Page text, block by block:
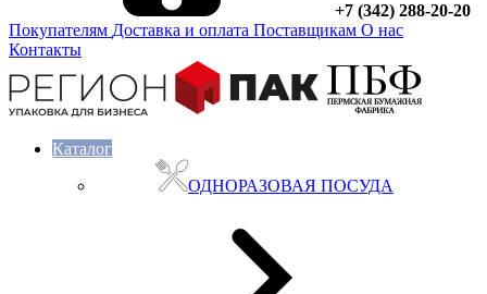
+7 (342) 288-20-20
Покупателям Доставка и оплата Поставщикам О нас
Контакты
Каталог
ОДНОРАЗОВАЯ ПОСУДА